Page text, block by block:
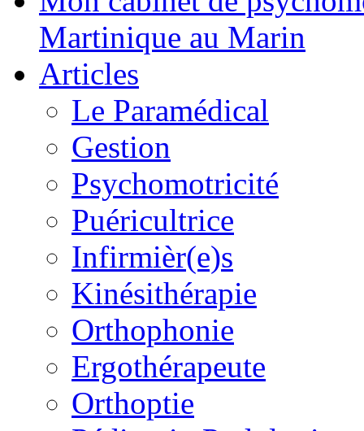
Martinique au Marin
Articles
Le Paramédical
Gestion
Psychomotricité
Puéricultrice
Infirmièr(e)s
Kinésithérapie
Orthophonie
Ergothérapeute
Orthoptie